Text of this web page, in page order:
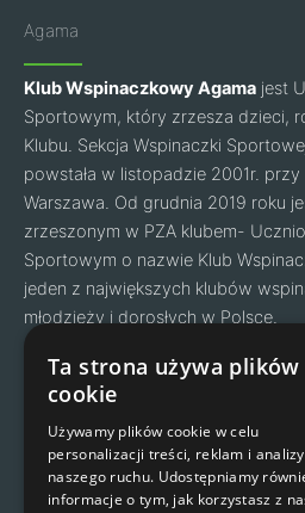
Agama
Klub Wspinaczkowy Agama jest
Sportowym, który zrzesza dzieci,
Klubu. Sekcja Wspinaczki
powstała w listopadzie 2001r.
Warszawa. Od grudnia 2019 roku
zrzeszonym w PZA klubem-
Sportowym o nazwie Klub
jeden z największych klubów
młodzieży i dorosłych w Polsce.
Facebook
Instagram
O nas
Cennik
Klub
ul.
Ta strona używa plików
cookie
Używamy plików cookie w celu
personalizacji treści, reklam i analizy
naszego ruchu. Udostępniamy
informacje o tym, jak korzystasz z